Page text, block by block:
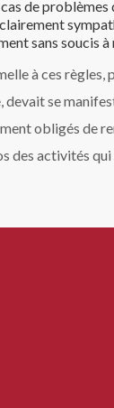
de problèmes
sans soucis
à ces règles,
se
obligés de
des activités qui